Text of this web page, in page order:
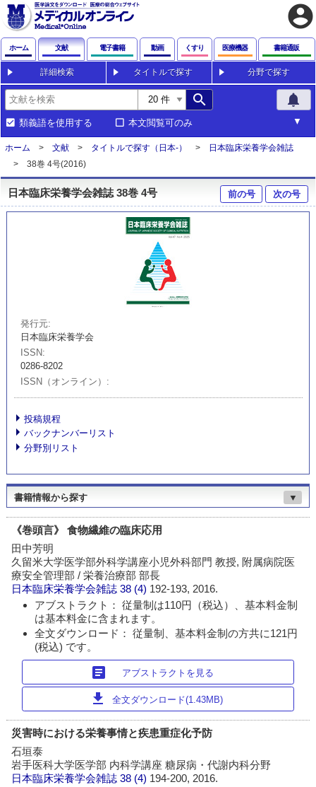
account_circle
ホーム 文献 電子書籍 動画 くすり 医療機器 書籍通販
詳細検索 タイトルで探す 分野で探す
search notifications
類義語を使用する 本文閲覧可のみ
ホーム 文献 タイトルで探す（日本-）
日本臨床栄養学会雑誌
38巻 4号(2016)
日本臨床栄養学会雑誌 38巻 4号 前の号 次の号
発行元
日本臨床栄養学会
ISSN
0286-8202
ISSN（オンライン）
投稿規程
バックナンバーリスト
分野別リスト
書籍情報から探す ▼
《巻頭言》 食物繊維の臨床応用
田中芳明
久留米大学医学部外科学講座小児外科部門 教授, 附属病院医
療安全管理部 / 栄養治療部 部長
日本臨床栄養学会雑誌 38 (4) 192-193, 2016.
アブストラクト： 従量制は110円（税込）、基本料金制
は基本料金に含まれます。
全文ダウンロード： 従量制、基本料金制の方共に121円
(税込) です。
article アブストラクトを見る
download 全文ダウンロード(1.43MB)
災害時における栄養事情と疾患重症化予防
石垣泰
岩手医科大学医学部 内科学講座 糖尿病・代謝内科分野
日本臨床栄養学会雑誌 38 (4) 194-200, 2016.